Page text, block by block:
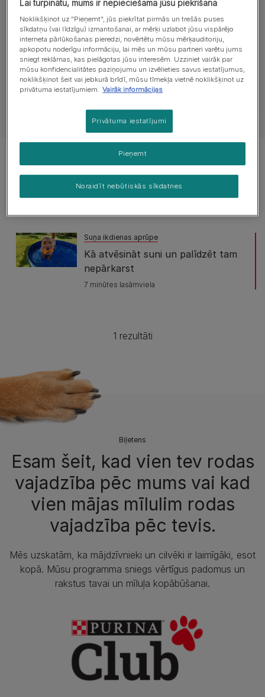
Iepazīsti padomus par veselību
Visi raksti par veselību Gremošana
Skatīt visus rakstus par suņiem
Populāri raksti
Suņa ikdienas aprūpe
Kā atvēsināt suni un palīdzēt tam
nepārkarst
7 minūtes lasāmviela
1 rezultāti
Biļetens
Esam šeit, kad vien tev rodas
vajadzība pēc mums vai kad
vien mājas mīlulim rodas
vajadzība pēc tevis.
Mēs uzskatām, ka mājdzīvnieki un cilvēki ir laimīgāki, esot
kopā. Mūsu programma sniegs vērtīgus padomus un
rakstus tavai un mīluļa kopābūšanai.
Lai turpinātu, mums ir nepieciešama jūsu piekrišana
Noklikšķinot uz "Pieņemt", jūs piekrītat pirmās un trešās puses
sīkdatņu (vai līdzīgu) izmantošanai, ar mērķi uzlabot jūsu vispārējo
interneta pārlūkošanas pieredzi, novērtētu mūsu mērķauditoriju,
apkopotu noderīgu informāciju, lai mēs un mūsu partneri varētu jums
sniegt reklāmas, kas pielāgotas jūsu interesēm. Uzziniet vairāk par
mūsu konfidencialitātes paziņojumu un izvēlieties savus iestatījumus,
noklikšķinot šeit vai jebkurā brīdī, mūsu tīmekļa vietnē noklikšķinot uz
privātuma iestatījumiem.
Vairāk informācijas
Privātuma iestatījumi
Noraidīt nebūtiskās sīkdatnes
Pieņemt